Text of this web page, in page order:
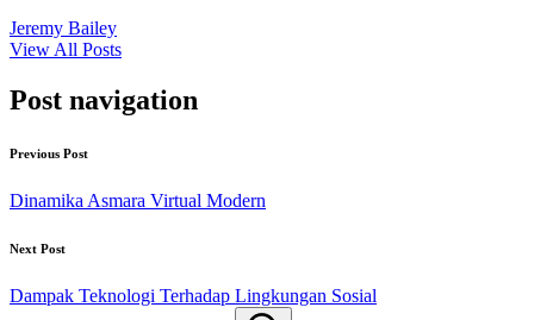
Jeremy Bailey
View All Posts
Post navigation
Previous Post
Dinamika Asmara Virtual Modern
Next Post
Dampak Teknologi Terhadap Lingkungan Sosial